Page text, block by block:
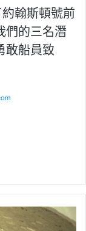
翰斯頓號前
們的三名潛
敢船員致